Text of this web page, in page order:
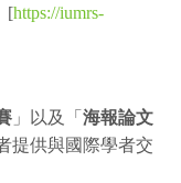
[https://iumrs-
」以及「 海報論文
提供與國際學者交